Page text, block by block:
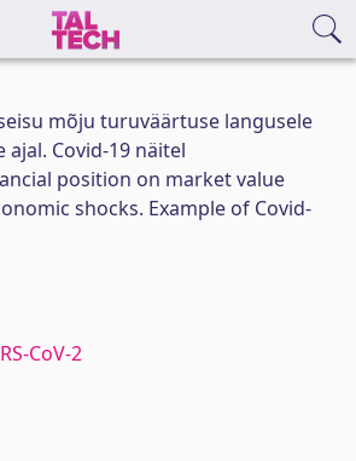
mõju turuväärtuse langusele
Covid-19 näitel
position on market value
shocks. Example of Covid-
CoV-2